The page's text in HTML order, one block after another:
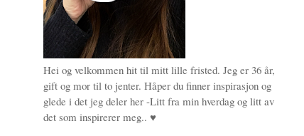
Hei og velkommen hit til mitt lille fristed. Jeg er 36 år,
gift og mor til to jenter. Håper du finner inspirasjon og
glede i det jeg deler her -Litt fra min hverdag og litt av
det som inspirerer meg.. ♥